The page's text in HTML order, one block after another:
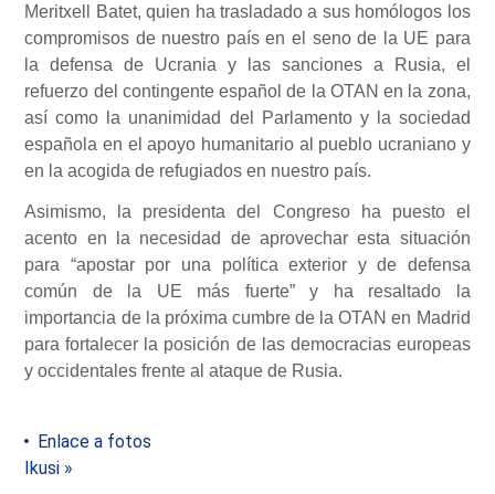
Meritxell Batet, quien ha trasladado a sus homólogos los
compromisos de nuestro país en el seno de la UE para
la defensa de Ucrania y las sanciones a Rusia, el
refuerzo del contingente español de la OTAN en la zona,
así como la unanimidad del Parlamento y la sociedad
española en el apoyo humanitario al pueblo ucraniano y
en la acogida de refugiados en nuestro país.
Asimismo, la presidenta del Congreso ha puesto el
acento en la necesidad de aprovechar esta situación
para “apostar por una política exterior y de defensa
común de la UE más fuerte” y ha resaltado la
importancia de la próxima cumbre de la OTAN en Madrid
para fortalecer la posición de las democracias europeas
y occidentales frente al ataque de Rusia.
Enlace a fotos
Ikusi »